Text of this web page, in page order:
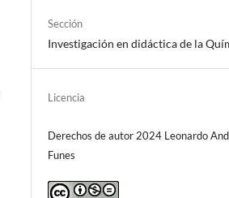
Sección
Investigación en didáctica de la
Licencia
Derechos de autor 2024 Leonardo
Funes